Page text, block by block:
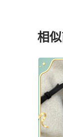
相
更多相似